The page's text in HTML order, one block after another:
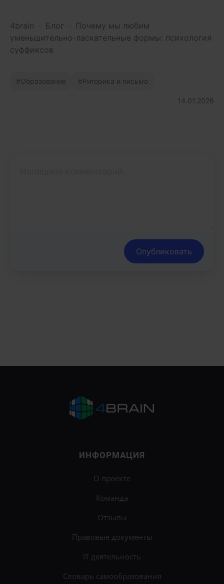
4brain Блог
Почему мы любим
уменьшительно-ласкательные формы: психология
суффиксов
Образование Риторика и письмо
14.01.2026
Опубликовать
ИНФОРМАЦИЯ
О проекте
Команда
Отзывы
Правовые документы
IT деятельность
Словарь самообразования